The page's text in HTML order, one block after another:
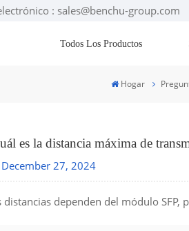
: sales@benchu-group.com
Todos Los Productos
Hogar
es la distancia máxima de
December 27, 2024
distancias dependen del módulo